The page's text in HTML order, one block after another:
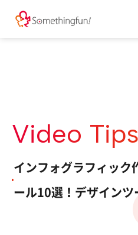
Video Tips
インフォグラフィック
ール10選！デザインツ